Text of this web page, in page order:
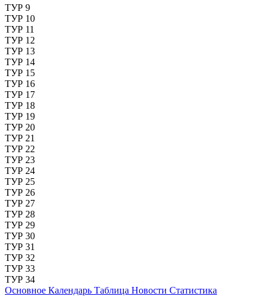
ТУР 9
ТУР 10
ТУР 11
ТУР 12
ТУР 13
ТУР 14
ТУР 15
ТУР 16
ТУР 17
ТУР 18
ТУР 19
ТУР 20
ТУР 21
ТУР 22
ТУР 23
ТУР 24
ТУР 25
ТУР 26
ТУР 27
ТУР 28
ТУР 29
ТУР 30
ТУР 31
ТУР 32
ТУР 33
ТУР 34
Основное Календарь Таблица Новости Статистика